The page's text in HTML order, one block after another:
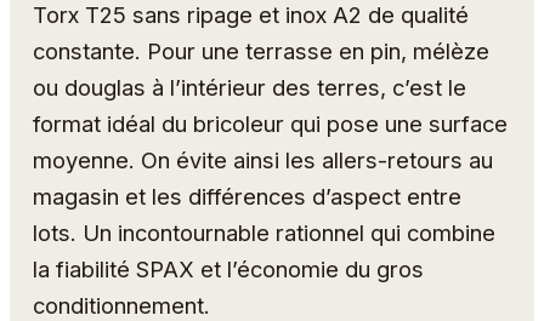
Torx T25 sans ripage et inox A2 de qualité
constante. Pour une terrasse en pin, mélèze
ou douglas à l’intérieur des terres, c’est le
format idéal du bricoleur qui pose une surface
moyenne. On évite ainsi les allers-retours au
magasin et les différences d’aspect entre
lots. Un incontournable rationnel qui combine
la fiabilité SPAX et l’économie du gros
conditionnement.